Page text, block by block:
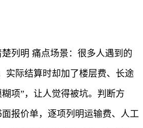
列明 痛点场景：很多人遇到的
实际结算时却加了楼层费、长途
项”，让人觉得被坑。判断方
报价单，逐项列明运输费、人工